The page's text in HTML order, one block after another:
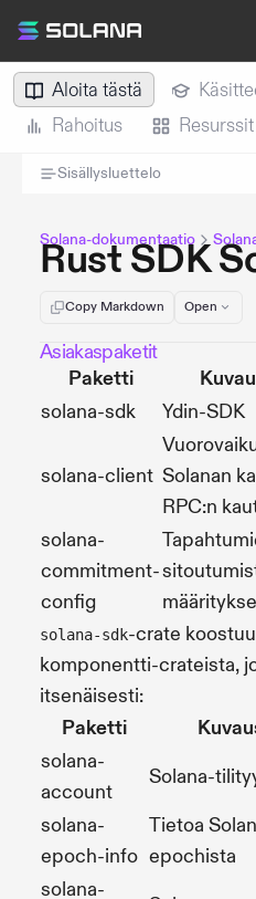
Aloita tästä
Rahoitus
Resurssit
Sisällysluettelo
Solana-dokumentaatio
Rust SDK
Copy Markdown Open
Asiakaspaketit
Paketti
solana-sdk
Ydin-SDK
solana-client Solanan
RPC:n
solana-
commitment-
config
solana-sdk-crate
komponentti-crateista,
itsenäisesti:
Paketti
solana-
account
Solana-
solana-
epoch-info
Tietoa
epochista
solana-